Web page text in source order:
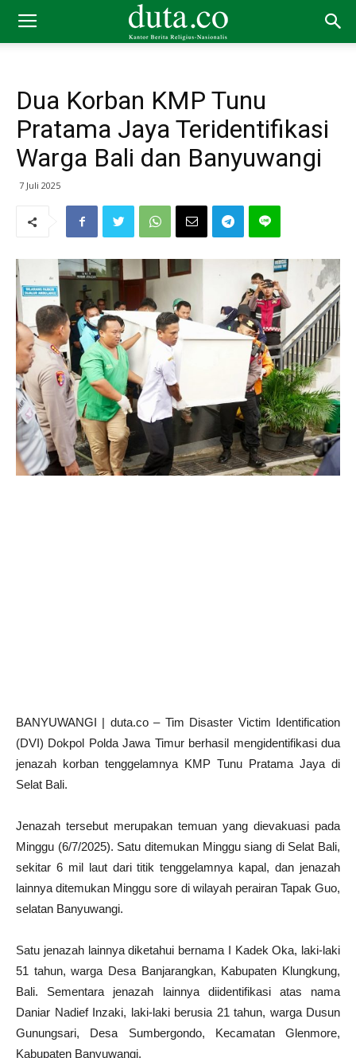
Dua Korban KMP Tunu
Pratama Jaya Teridentifikasi
Warga Bali dan Banyuwangi
7 Juli 2025
BANYUWANGI | duta.co – Tim Disaster Victim Identification
(DVI) Dokpol Polda Jawa Timur berhasil mengidentifikasi dua
jenazah korban tenggelamnya KMP Tunu Pratama Jaya di
Selat Bali.
Jenazah tersebut merupakan temuan yang dievakuasi pada
Minggu (6/7/2025). Satu ditemukan Minggu siang di Selat Bali,
sekitar 6 mil laut dari titik tenggelamnya kapal, dan jenazah
lainnya ditemukan Minggu sore di wilayah perairan Tapak Guo,
selatan Banyuwangi.
Satu jenazah lainnya diketahui bernama I Kadek Oka, laki-laki
51 tahun, warga Desa Banjarangkan, Kabupaten Klungkung,
Bali. Sementara jenazah lainnya diidentifikasi atas nama
Daniar Nadief Inzaki, laki-laki berusia 21 tahun, warga Dusun
Gunungsari, Desa Sumbergondo, Kecamatan Glenmore,
Kabupaten Banyuwangi.